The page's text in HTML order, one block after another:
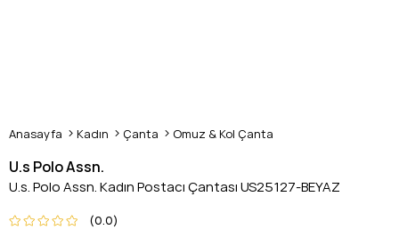
Anasayfa Kadın Çanta Omuz & Kol Çanta
U.s Polo Assn.
U.s. Polo Assn. Kadın Postacı Çantası US25127-BEYAZ
0.0